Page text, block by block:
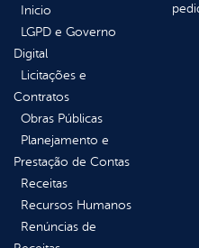
Inicio
LGPD e Governo
Digital
Licitações e
Contratos
Obras Públicas
Planejamento e
Prestação de Contas
Receitas
Recursos Humanos
Renúncias de